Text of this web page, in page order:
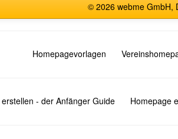
© 2026 webme GmbH,
Homepagevorlagen
- der Anfänger Guide Homepage